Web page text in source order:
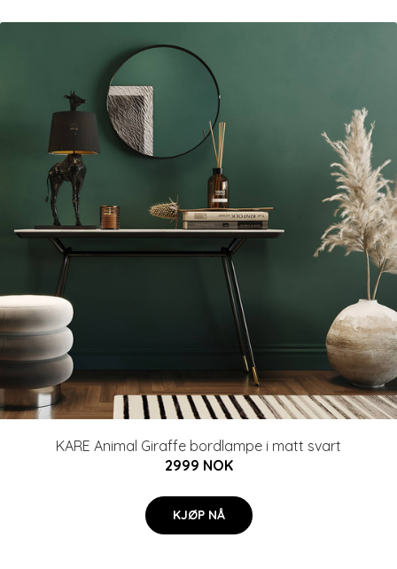
KARE Animal Giraffe bordlampe i matt svart
2999 NOK
KJØP NÅ